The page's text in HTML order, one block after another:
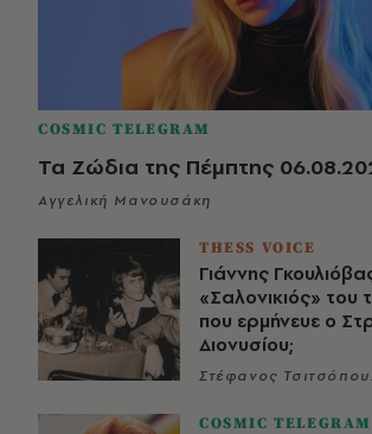
COSMIC TELEGRAM
Τα Ζώδια της Πέμπτης
Αγγελική Μανουσάκη
THESS VOICE
Γιάννης
«Σαλονικιός» του
που ερμήνευε ο
Διονυσίου;
Στέφανος
COSMIC TELEGRAM